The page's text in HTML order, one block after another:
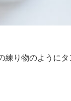
練り物のように